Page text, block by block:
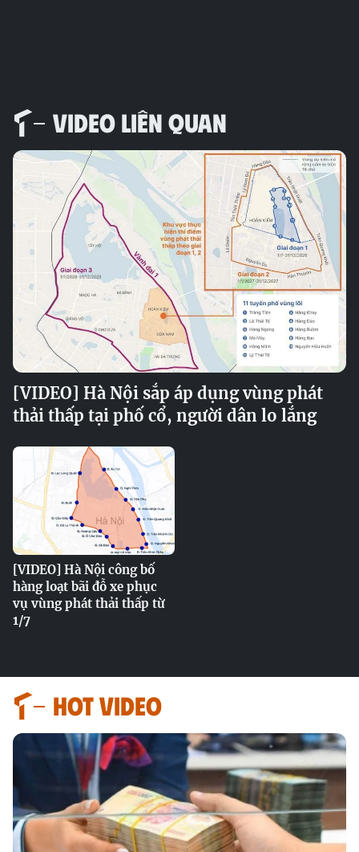
VIDEO LIÊN QUAN
[VIDEO] Hà Nội sắp áp dụng vùng phát
thải thấp tại phố cổ, người dân lo lắng
[VIDEO] Hà Nội công bố
hàng loạt bãi đỗ xe phục
vụ vùng phát thải thấp từ
1/7
HOT VIDEO